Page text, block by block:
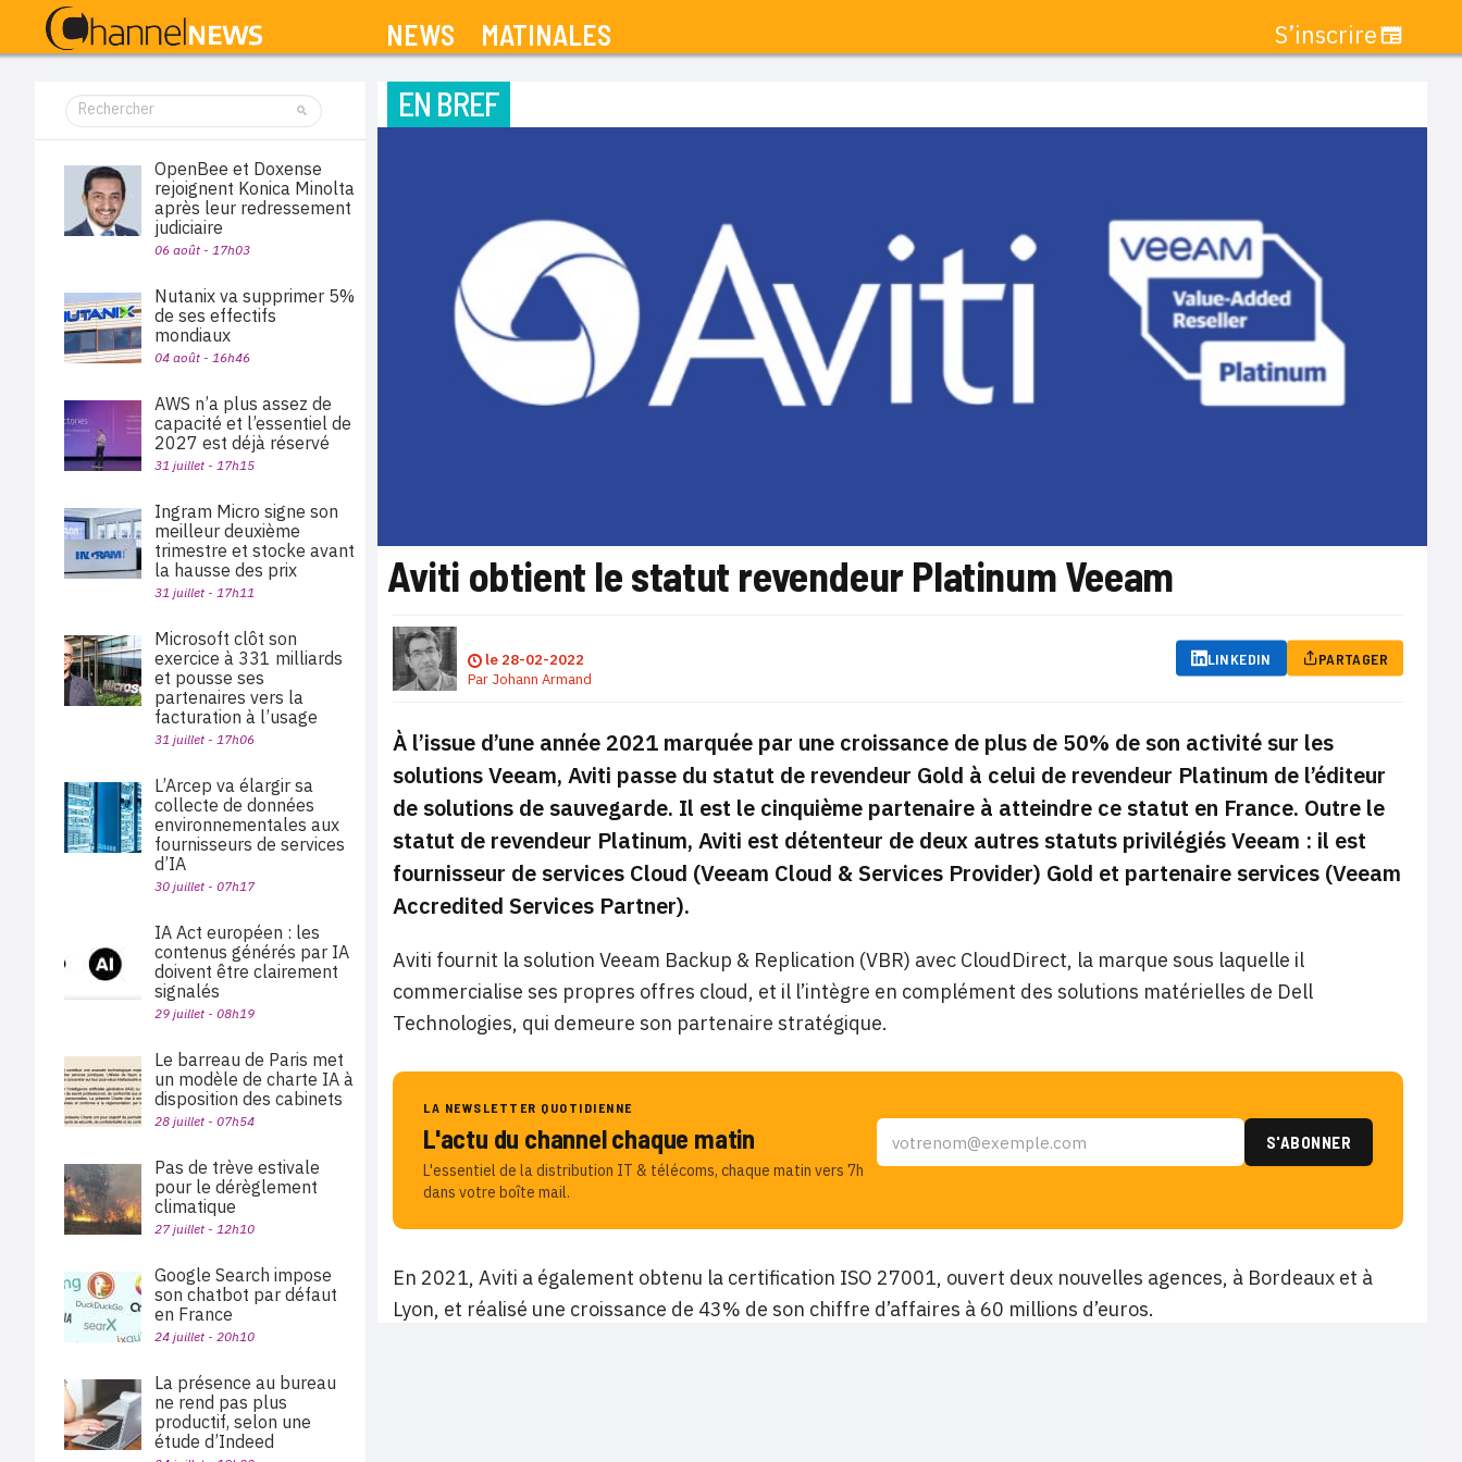
NEWS MATINALES S’inscrire
EN BREF
Aviti obtient le statut revendeur Platinum Veeam
le 28-02-2022
Par Johann Armand
LINKEDIN PARTAGER
À l’issue d’une année 2021 marquée par une croissance de plus de 50% de son activité sur les
solutions Veeam, Aviti passe du statut de revendeur Gold à celui de revendeur Platinum de l’éditeur
de solutions de sauvegarde. Il est le cinquième partenaire à atteindre ce statut en France. Outre le
statut de revendeur Platinum, Aviti est détenteur de deux autres statuts privilégiés Veeam : il est
fournisseur de services Cloud (Veeam Cloud & Services Provider) Gold et partenaire services (Veeam
Accredited Services Partner).
Aviti fournit la solution Veeam Backup & Replication (VBR) avec CloudDirect, la marque sous laquelle il
commercialise ses propres offres cloud, et il l’intègre en complément des solutions matérielles de Dell
Technologies, qui demeure son partenaire stratégique.
LA NEWSLETTER QUOTIDIENNE
L'actu du channel chaque matin
L'essentiel de la distribution IT & télécoms, chaque matin vers 7h
dans votre boîte mail.
En 2021, Aviti a également obtenu la certification ISO 27001, ouvert deux nouvelles agences, à Bordeaux et à
Lyon, et réalisé une croissance de 43% de son chiffre d’affaires à 60 millions d’euros.
OpenBee et Doxense
rejoignent Konica Minolta
après leur redressement
judiciaire
06 août - 17h03
Nutanix va supprimer 5%
de ses effectifs
mondiaux
04 août - 16h46
AWS n’a plus assez de
capacité et l’essentiel de
2027 est déjà réservé
31 juillet - 17h15
Ingram Micro signe son
meilleur deuxième
trimestre et stocke avant
la hausse des prix
31 juillet - 17h11
Microsoft clôt son
exercice à 331 milliards
et pousse ses
partenaires vers la
facturation à l’usage
31 juillet - 17h06
L’Arcep va élargir sa
collecte de données
environnementales aux
fournisseurs de services
d’IA
30 juillet - 07h17
IA Act européen : les
contenus générés par IA
doivent être clairement
signalés
29 juillet - 08h19
Le barreau de Paris met
un modèle de charte IA à
disposition des cabinets
28 juillet - 07h54
Pas de trève estivale
pour le dérèglement
climatique
27 juillet - 12h10
Google Search impose
son chatbot par défaut
en France
24 juillet - 20h10
La présence au bureau
ne rend pas plus
productif, selon une
étude d’Indeed